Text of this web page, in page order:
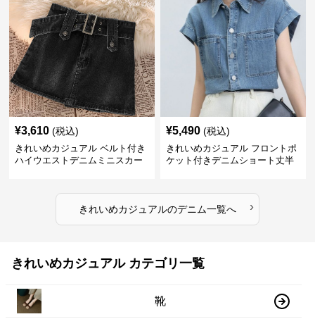
¥3,610 (税込)
きれいめカジュアル ベルト付き
ハイウエストデニムミニスカー
¥5,490 (税込)
きれいめカジュアル フロントポ
ケット付きデニムショート丈半
きれいめカジュアルのデニム一覧へ ›
きれいめカジュアル カテゴリ一覧
靴